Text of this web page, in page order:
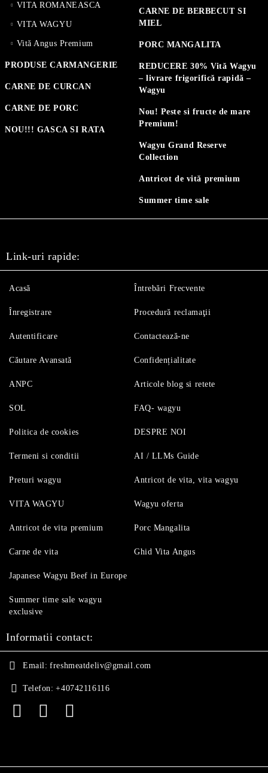
VITA ROMANEASCA
VITA WAGYU
Vită Angus Premium
PRODUSE CARMANGERIE
CARNE DE CURCAN
CARNE DE PORC
NOU!!! GASCA SI RATA
CARNE DE BERBECUT SI
MIEL
PORC MANGALITA
REDUCERE 30% Vită Wagyu
– livrare frigorifică rapidă –
Wagyu
Nou! Peste si fructe de mare
Premium!
Wagyu Grand Reserve
Collection
Antricot de vită premium
Summer time sale
Link-uri rapide:
Acasă
Înregistrare
Autentificare
Căutare Avansată
Întrebări Frecvente
Procedură reclamaţii
Contactează-ne
Confidențialitate
ANPC
SOL
Politica de cookies
Termeni si conditii
Articole blog si retete
FAQ- wagyu
DESPRE NOI
AI / LLMs Guide
Preturi wagyu
VITA WAGYU
Antricot de vita premium
Carne de vita
Antricot de vita, vita wagyu
Wagyu oferta
Porc Mangalita
Ghid Vita Angus
Japanese Wagyu Beef in Europe
Summer time sale wagyu
exclusive
Informatii contact:
Email: freshmeatdeliv@gmail.com
Telefon: +40742116116